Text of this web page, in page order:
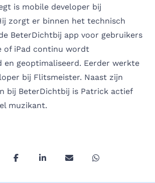
is mobile developer bij
zorgt er binnen het technisch
BeterDichtbij app voor gebruikers
of iPad continu wordt
en geoptimaliseerd. Eerder werkte
bij Flitsmeister. Naast zijn
bij BeterDichtbij is Patrick actief
muzikant.
deze pagina via Twitter/X
Deel deze pagina op Facebook
Deel deze pagina op
Deel deze pagina via
Deel deze